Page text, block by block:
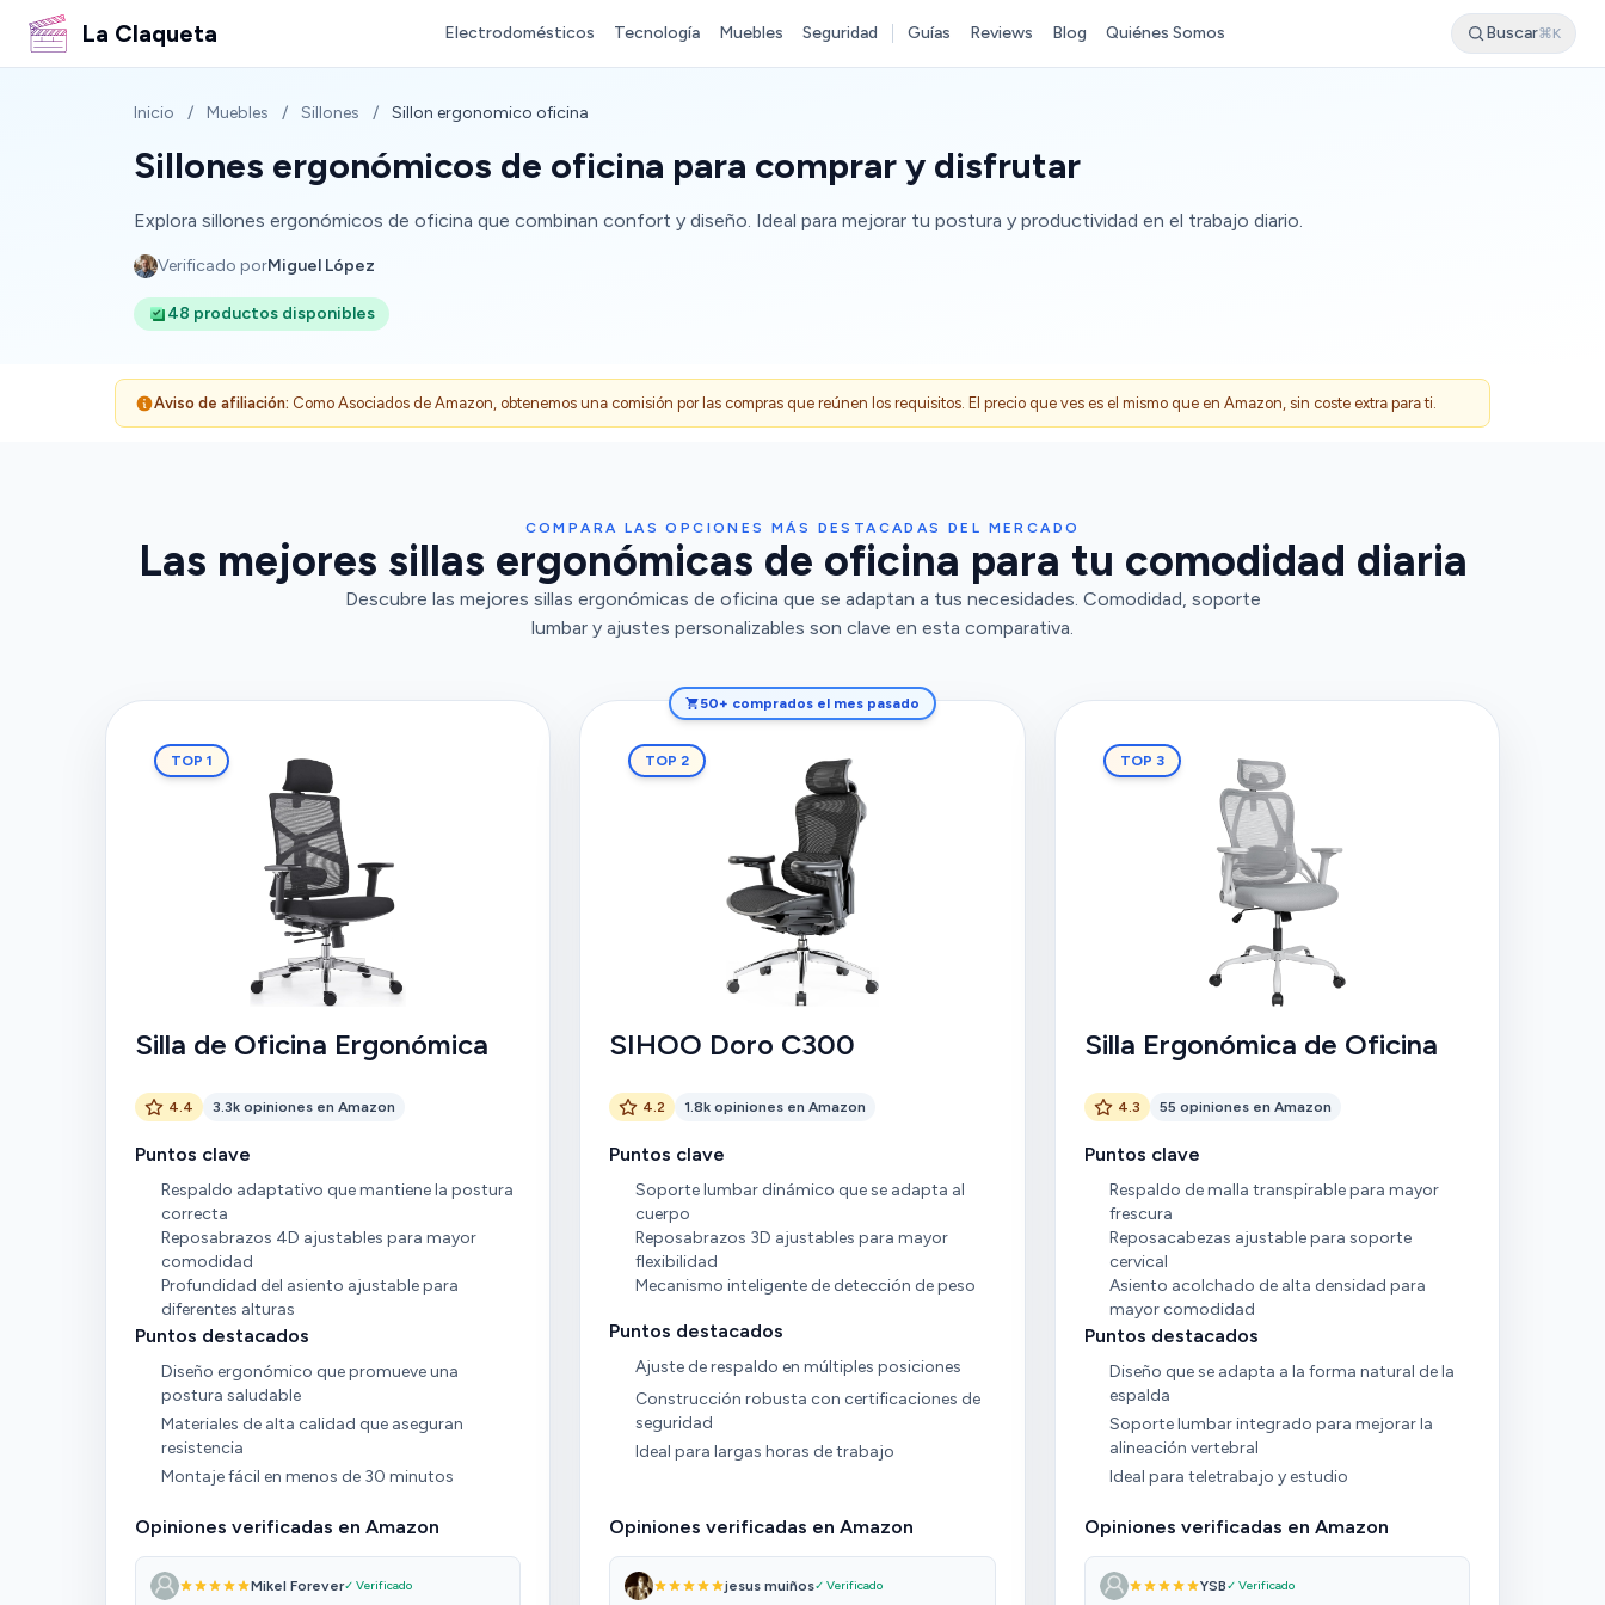
La Claqueta Electrodomésticos Tecnología Muebles Seguridad Guías Reviews Blog Quiénes Somos Buscar⌘K
Inicio / Muebles / Sillones / Sillon ergonomico oficina
Sillones ergonómicos de oficina para comprar y disfrutar
Explora sillones ergonómicos de oficina que combinan confort y diseño. Ideal para mejorar tu postura y productividad en el trabajo diario.
Verificado porMiguel López
48 productos disponibles
Aviso de afiliación: Como Asociados de Amazon, obtenemos una comisión por las compras que reúnen los requisitos. El precio que ves es el mismo que en Amazon, sin coste extra para ti.
COMPARA LAS OPCIONES MÁS DESTACADAS DEL MERCADO
Las mejores sillas ergonómicas de oficina para tu comodidad diaria
Descubre las mejores sillas ergonómicas de oficina que se adaptan a tus necesidades. Comodidad, soporte
lumbar y ajustes personalizables son clave en esta comparativa.
TOP 1
Silla de Oficina Ergonómica
4.4 3.3k opiniones en Amazon
Puntos clave
Respaldo adaptativo que mantiene la postura
correcta
Reposabrazos 4D ajustables para mayor
comodidad
Profundidad del asiento ajustable para
diferentes alturas
Puntos destacados
Diseño ergonómico que promueve una
postura saludable
Materiales de alta calidad que aseguran
resistencia
Montaje fácil en menos de 30 minutos
Opiniones verificadas en Amazon
Mikel Forever✓ Verificado
50+ comprados el mes pasado
TOP 2
SIHOO Doro C300
4.2 1.8k opiniones en Amazon
Puntos clave
Soporte lumbar dinámico que se adapta al
cuerpo
Reposabrazos 3D ajustables para mayor
flexibilidad
Mecanismo inteligente de detección de peso
Puntos destacados
Ajuste de respaldo en múltiples posiciones
Construcción robusta con certificaciones de
seguridad
Ideal para largas horas de trabajo
Opiniones verificadas en Amazon
jesus muiños✓ Verificado
TOP 3
Silla Ergonómica de Oficina
4.3 55 opiniones en Amazon
Puntos clave
Respaldo de malla transpirable para mayor
frescura
Reposacabezas ajustable para soporte
cervical
Asiento acolchado de alta densidad para
mayor comodidad
Puntos destacados
Diseño que se adapta a la forma natural de la
espalda
Soporte lumbar integrado para mejorar la
alineación vertebral
Ideal para teletrabajo y estudio
Opiniones verificadas en Amazon
YSB✓ Verificado